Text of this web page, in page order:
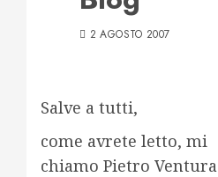
2 AGOSTO 2007
Salve a tutti,
come avrete letto, mi
chiamo Pietro Ventura